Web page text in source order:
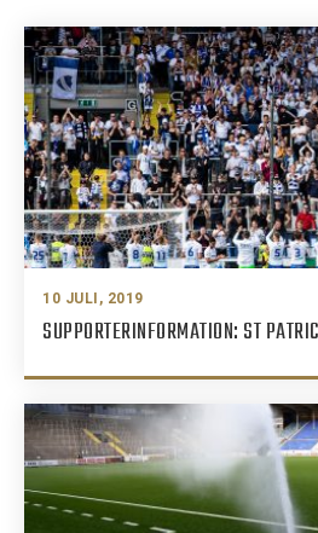
10 JULI, 2019
SUPPORTERINFORMATION: ST